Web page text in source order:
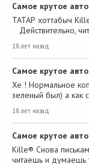
Самое крутое
ТАТАР хоттабыч
Действительно,
18 лет назад
Самое крутое
Хе ! Нормальное
зеленый был) а как
18 лет назад
Самое крутое
Kille® Снова
читаешь и думаешь